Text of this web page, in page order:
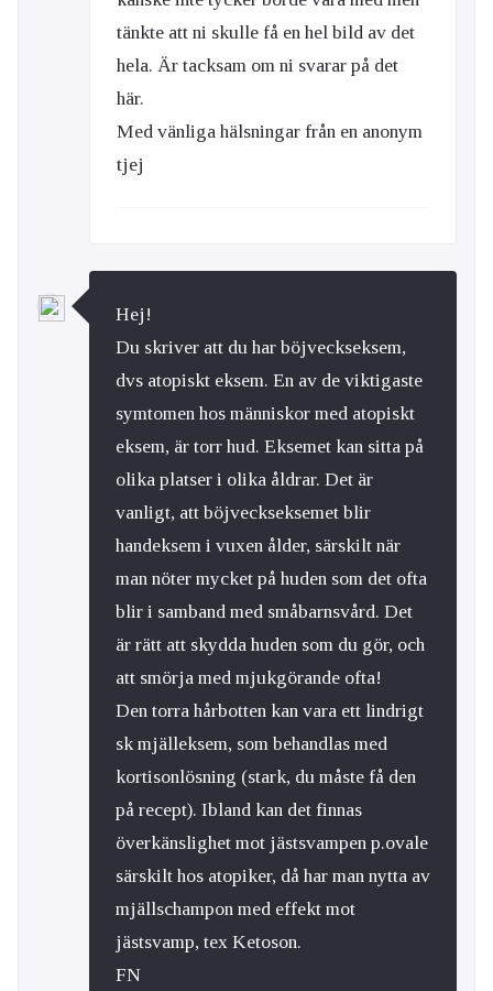
tänkte att ni skulle få en hel bild av det
hela. Är tacksam om ni svarar på det
här.
Med vänliga hälsningar från en anonym
tjej
Hej!
Du skriver att du har böjveckseksem,
dvs atopiskt eksem. En av de viktigaste
symtomen hos människor med atopiskt
eksem, är torr hud. Eksemet kan sitta på
olika platser i olika åldrar. Det är
vanligt, att böjveckseksemet blir
handeksem i vuxen ålder, särskilt när
man nöter mycket på huden som det ofta
blir i samband med småbarnsvård. Det
är rätt att skydda huden som du gör, och
att smörja med mjukgörande ofta!
Den torra hårbotten kan vara ett lindrigt
sk mjälleksem, som behandlas med
kortisonlösning (stark, du måste få den
på recept). Ibland kan det finnas
överkänslighet mot jästsvampen p.ovale
särskilt hos atopiker, då har man nytta av
mjällschampon med effekt mot
jästsvamp, tex Ketoson.
FN